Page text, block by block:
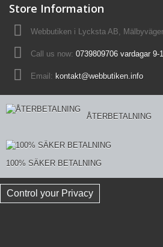
Store Information
Webbutiken i Lycksta AB,
Call us now: 0739809706 vardagar 9-
Email: kontakt@webbutiken.info
ÅTERBETALNING
100% SÄKER BETALNING
Control your Privacy